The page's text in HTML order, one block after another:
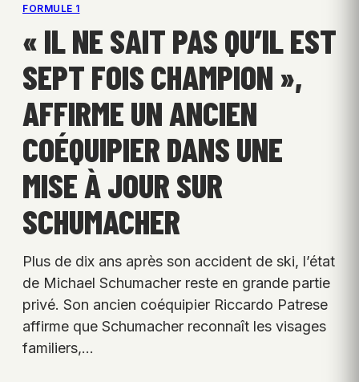
FORMULE 1
« IL NE SAIT PAS QU’IL EST
SEPT FOIS CHAMPION »,
AFFIRME UN ANCIEN
COÉQUIPIER DANS UNE
MISE À JOUR SUR
SCHUMACHER
Plus de dix ans après son accident de ski, l’état
de Michael Schumacher reste en grande partie
privé. Son ancien coéquipier Riccardo Patrese
affirme que Schumacher reconnaît les visages
familiers,…